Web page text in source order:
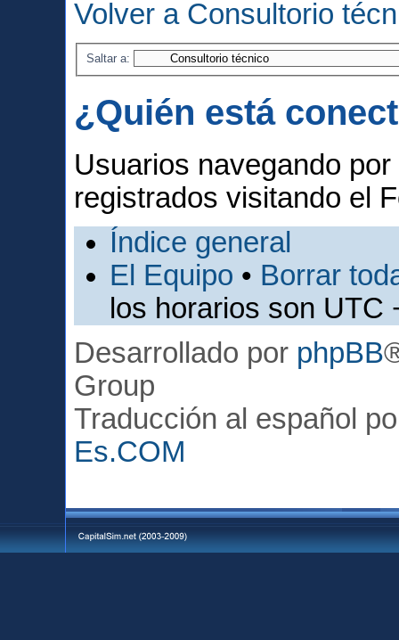
Volver a Consultorio
Saltar a:
¿Quién está
Usuarios navegando
registrados visitando el
Índice general
El Equipo • Borrar
los horarios son UTC
Desarrollado por phpBB
Group
Traducción al español
Es.COM